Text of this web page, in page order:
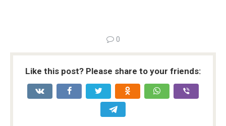
0
Like this post? Please share to your friends: